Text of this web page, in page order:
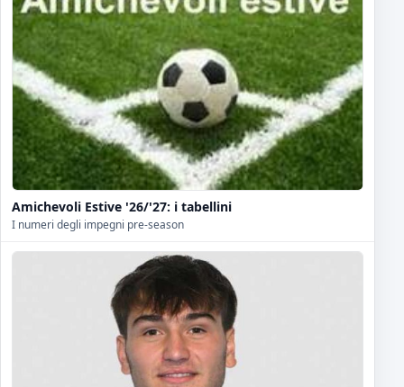
Amichevoli Estive '26/'27: i tabellini
I numeri degli impegni pre-season